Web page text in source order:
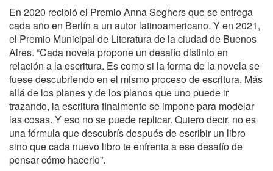
En 2020 recibió el Premio Anna Seghers que se entrega
cada año en Berlín a un autor latinoamericano. Y en 2021,
el Premio Municipal de Literatura de la ciudad de Buenos
Aires. “Cada novela propone un desafío distinto en
relación a la escritura. Es como si la forma de la novela se
fuese descubriendo en el mismo proceso de escritura. Más
allá de los planes y de los planos que uno puede ir
trazando, la escritura finalmente se impone para modelar
las cosas. Y eso no se puede replicar. Quiero decir, no es
una fórmula que descubrís después de escribir un libro
sino que cada nuevo libro te enfrenta a ese desafío de
pensar cómo hacerlo”.